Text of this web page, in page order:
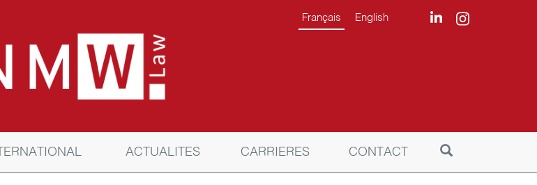
Français English
ACTUALITES CARRIERES CONTACT